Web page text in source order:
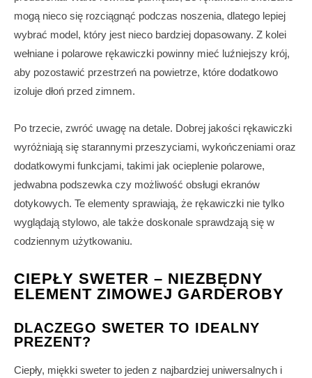
mogą nieco się rozciągnąć podczas noszenia, dlatego lepiej
wybrać model, który jest nieco bardziej dopasowany. Z kolei
wełniane i polarowe rękawiczki powinny mieć luźniejszy krój,
aby pozostawić przestrzeń na powietrze, które dodatkowo
izoluje dłoń przed zimnem.
Po trzecie, zwróć uwagę na detale. Dobrej jakości rękawiczki
wyróżniają się starannymi przeszyciami, wykończeniami oraz
dodatkowymi funkcjami, takimi jak ocieplenie polarowe,
jedwabna podszewka czy możliwość obsługi ekranów
dotykowych. Te elementy sprawiają, że rękawiczki nie tylko
wyglądają stylowo, ale także doskonale sprawdzają się w
codziennym użytkowaniu.
CIEPŁY SWETER – NIEZBĘDNY
ELEMENT ZIMOWEJ GARDEROBY
DLACZEGO SWETER TO IDEALNY
PREZENT?
Ciepły, miękki sweter to jeden z najbardziej uniwersalnych i